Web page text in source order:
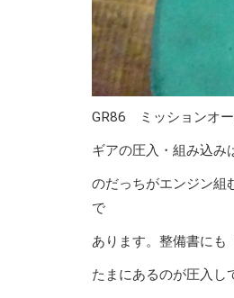
GR86 ミッションオ
ギアの圧入・組み込み
のだっちがエンジン組
で
あります。整備書にも
たまにあるのが圧入し